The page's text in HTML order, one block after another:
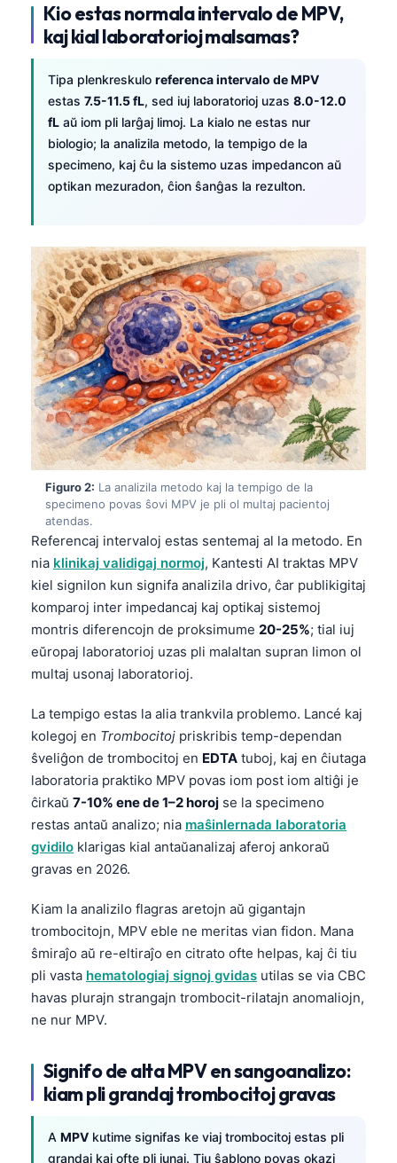
Kio estas normala intervalo de MPV,
kaj kial laboratorioj malsamas?
Tipa plenkreskulo referenca intervalo de MPV
estas 7.5-11.5 fL, sed iuj laboratorioj uzas 8.0-12.0
fL aŭ iom pli larĝaj limoj. La kialo ne estas nur
biologio; la analizila metodo, la tempigo de la
specimeno, kaj ĉu la sistemo uzas impedancon aŭ
optikan mezuradon, ĉion ŝanĝas la rezulton.
Figuro 2: La analizila metodo kaj la tempigo de la
specimeno povas ŝovi MPV je pli ol multaj pacientoj
atendas.
Referencaj intervaloj estas sentemaj al la metodo. En
nia klinikaj validigaj normoj, Kantesti AI traktas MPV
kiel signilon kun signifa analizila drivo, ĉar publikigitaj
komparoj inter impedancaj kaj optikaj sistemoj
montris diferencojn de proksimume 20-25%; tial iuj
eŭropaj laboratorioj uzas pli malaltan supran limon ol
multaj usonaj laboratorioj.
La tempigo estas la alia trankvila problemo. Lancé kaj
kolegoj en Trombocitoj priskribis temp-dependan
ŝveliĝon de trombocitoj en EDTA tuboj, kaj en ĉiutaga
laboratoria praktiko MPV povas iom post iom altiĝi je
ĉirkaŭ 7-10% ene de 1–2 horoj se la specimeno
restas antaŭ analizo; nia maŝinlernada laboratoria
gvidilo klarigas kial antaŭanalizaj aferoj ankoraŭ
gravas en 2026.
Kiam la analizilo flagras aretojn aŭ gigantajn
trombocitojn, MPV eble ne meritas vian fidon. Mana
ŝmiraĵo aŭ re-eltiraĵo en citrato ofte helpas, kaj ĉi tiu
pli vasta hematologiaj signoj gvidas utilas se via CBC
havas plurajn strangajn trombocit-rilatajn anomaliojn,
ne nur MPV.
Signifo de alta MPV en sangoanalizo:
kiam pli grandaj trombocitoj gravas
A MPV kutime signifas ke viaj trombocitoj estas pli
grandaj kaj ofte pli junaj. Tiu ŝablono povas okazi